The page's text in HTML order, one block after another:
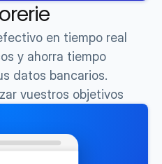
en tiempo real
y ahorra tiempo
datos bancarios.
vuestros objetivos